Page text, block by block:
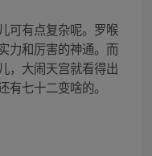
可有点复杂呢。罗喉
力和厉害的神通。而
，大闹天宫就看得出
七十二变啥的。